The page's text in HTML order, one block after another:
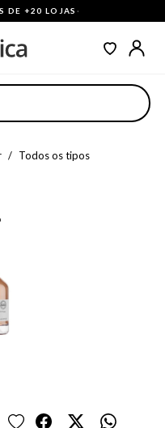
DE +20 LOJAS ·
Todos os tipos